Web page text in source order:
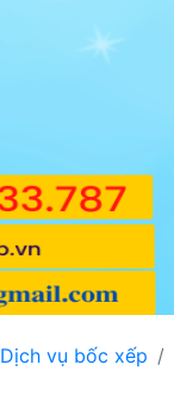
Dịch vụ bốc xếp